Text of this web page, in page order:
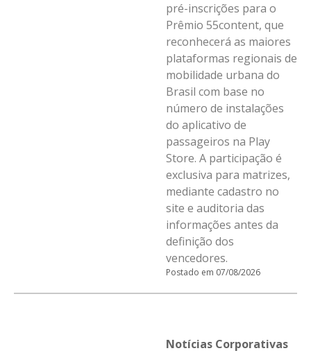
pré-inscrições para o
Prêmio 55content, que
reconhecerá as maiores
plataformas regionais de
mobilidade urbana do
Brasil com base no
número de instalações
do aplicativo de
passageiros na Play
Store. A participação é
exclusiva para matrizes,
mediante cadastro no
site e auditoria das
informações antes da
definição dos
vencedores.
Postado em 07/08/2026
Notícias Corporativas